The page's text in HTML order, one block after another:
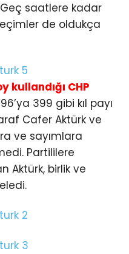
saatlere kadar
de oldukça
kullandığı CHP
399 gibi kıl payı
Cafer Aktürk ve
ve sayımlara
Partililere
Aktürk, birlik ve